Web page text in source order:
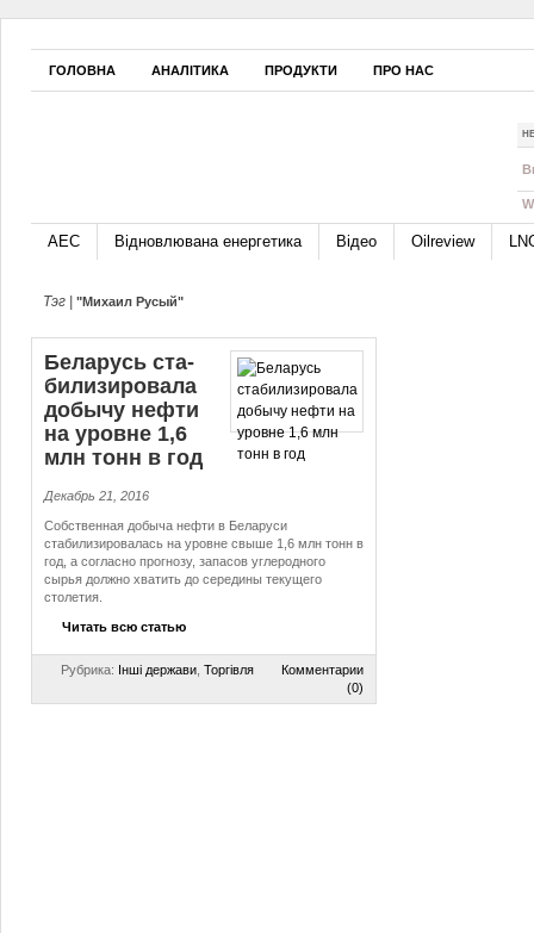
ГОЛОВНА АНАЛІТИКА ПРОДУКТИ ПРО НАС
АЕС Відновлювана енергетика Відео Oilreview
Тэг | "Михаил Русый"
Беларусь ста­
би­ли­зи­ро­ва­ла
добычу нефти
на уровне 1,6
млн тонн в год
Декабрь 21, 2016
Собственная добыча нефти в Беларуси
стабилизировалась на уровне свыше 1,6 млн тонн в
год, а согласно прогнозу, запасов углеродного
сырья должно хватить до середины текущего
столетия.
Читать всю статью
Рубрика: Інші держави Торгівля
Комментарии
(0)